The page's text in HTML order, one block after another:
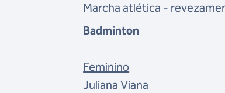
Marcha atlética -
Badminton
Feminino
Juliana Viana